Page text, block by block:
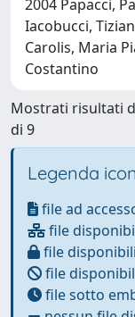
2004 Papacci,
Iacobucci,
Carolis, Maria
Costantino
Mostrati risultati
di 9
Legenda
file ad
file
file
file
file sotto